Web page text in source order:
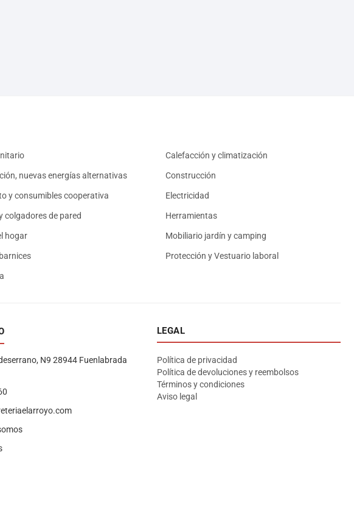
Calefacción y climatización
nuevas energías alternativas Construcción
y consumibles cooperativa Electricidad
colgadores de pared Herramientas
hogar Mobiliario jardín y camping
Protección y Vestuario laboral
N9 28944 Fuenlabrada
LEGAL
Política de privacidad
Política de devoluciones y reembolsos
Términos y condiciones
Aviso legal
Asesor El Arroyo
En línea · responde en segundos
WhatsApp